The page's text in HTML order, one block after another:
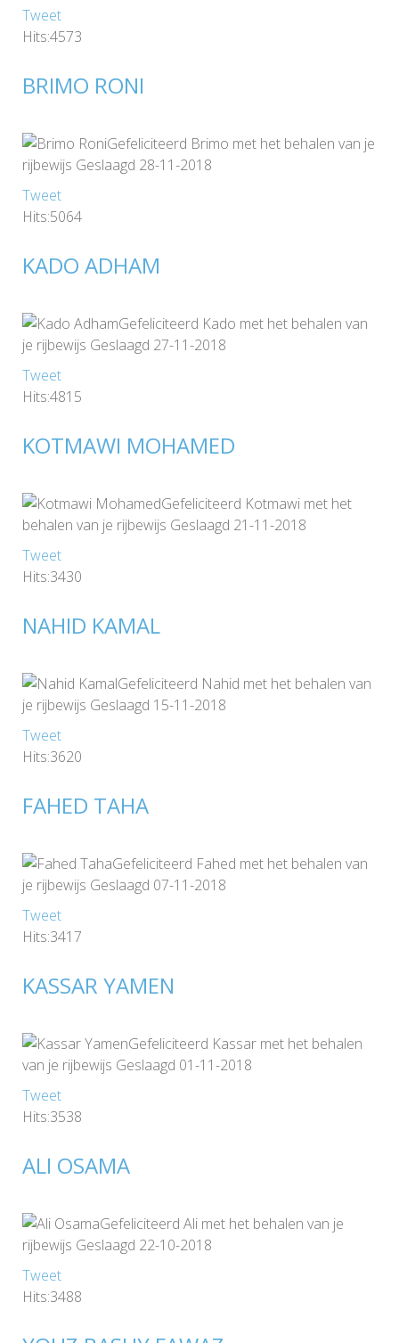
Tweet
Hits:4573
BRIMO RONI
Gefeliciteerd Brimo met het behalen van je
rijbewijs Geslaagd 28-11-2018
Tweet
Hits:5064
KADO ADHAM
Gefeliciteerd Kado met het behalen van
je rijbewijs Geslaagd 27-11-2018
Tweet
Hits:4815
KOTMAWI MOHAMED
Gefeliciteerd Kotmawi met het
behalen van je rijbewijs Geslaagd 21-11-2018
Tweet
Hits:3430
NAHID KAMAL
Gefeliciteerd Nahid met het behalen van
je rijbewijs Geslaagd 15-11-2018
Tweet
Hits:3620
FAHED TAHA
Gefeliciteerd Fahed met het behalen van
je rijbewijs Geslaagd 07-11-2018
Tweet
Hits:3417
KASSAR YAMEN
Gefeliciteerd Kassar met het behalen
van je rijbewijs Geslaagd 01-11-2018
Tweet
Hits:3538
ALI OSAMA
Gefeliciteerd Ali met het behalen van je
rijbewijs Geslaagd 22-10-2018
Tweet
Hits:3488